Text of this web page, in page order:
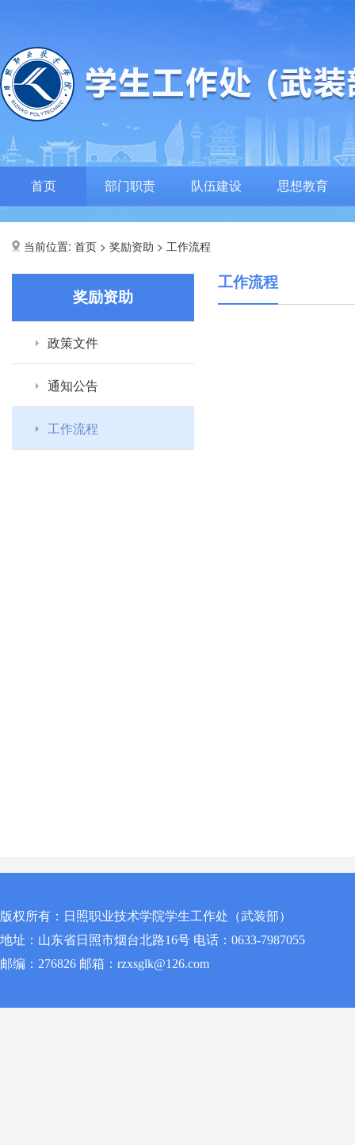
首页 部门职责 队伍建设 思想教育
当前位置: 首页 > 奖励资助 > 工作流程
奖励资助
政策文件
通知公告
工作流程
工作流程
版权所有：日照职业技术学院学生工作处（武装部）
地址：山东省日照市烟台北路16号 电话：0633-7987055
邮编：276826 邮箱：rzxsglk@126.com